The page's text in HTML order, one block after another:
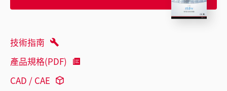
技術指南
產品規格(PDF)
CAD / CAE